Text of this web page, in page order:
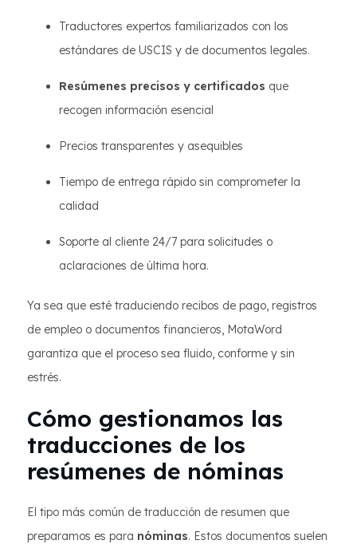
Traductores expertos familiarizados con los
estándares de USCIS y de documentos legales.
Resúmenes precisos y certificados que
recogen información esencial
Precios transparentes y asequibles
Tiempo de entrega rápido sin comprometer la
calidad
Soporte al cliente 24/7 para solicitudes o
aclaraciones de última hora.
Ya sea que esté traduciendo recibos de pago, registros
de empleo o documentos financieros, MotaWord
garantiza que el proceso sea fluido, conforme y sin
estrés.
Cómo gestionamos las
traducciones de los
resúmenes de nóminas
El tipo más común de traducción de resumen que
preparamos es para nóminas. Estos documentos suelen